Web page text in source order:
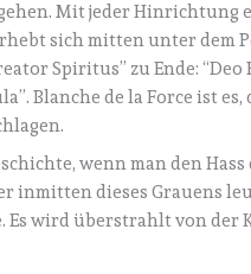
Mit jeder
sich mitten unter dem
Spiritus” zu Ende:
Blanche de la Force ist
wenn man den
dieses Grauens
Es wird überstrahlt von